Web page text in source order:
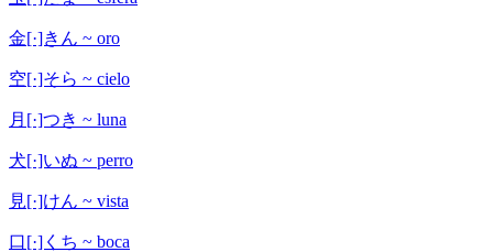
金[·]きん ~ oro
空[·]そら ~ cielo
月[·]つき ~ luna
犬[·]いぬ ~ perro
見[·]けん ~ vista
口[·]くち ~ boca